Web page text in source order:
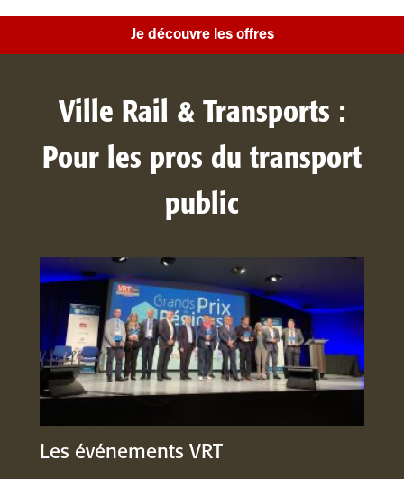
Je découvre les offres
Ville Rail & Transports :
Pour les pros du transport
public
Les événements VRT